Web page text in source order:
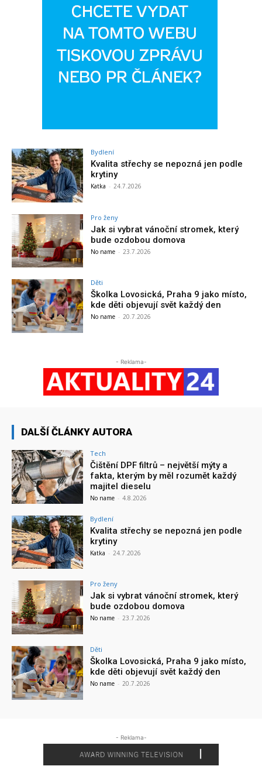
Bydlení
Kvalita střechy se nepozná jen podle
krytiny
Katka - 24.7.2026
Pro ženy
Jak si vybrat vánoční stromek, který
bude ozdobou domova
No name - 23.7.2026
Děti
Školka Lovosická, Praha 9 jako místo,
kde děti objevují svět každý den
No name - 20.7.2026
- Reklama-
DALŠÍ ČLÁNKY AUTORA
Tech
Čištění DPF filtrů – největší mýty a
fakta, kterým by měl rozumět každý
majitel dieselu
No name - 4.8.2026
Bydlení
Kvalita střechy se nepozná jen podle
krytiny
Katka - 24.7.2026
Pro ženy
Jak si vybrat vánoční stromek, který
bude ozdobou domova
No name - 23.7.2026
Děti
Školka Lovosická, Praha 9 jako místo,
kde děti objevují svět každý den
No name - 20.7.2026
- Reklama-